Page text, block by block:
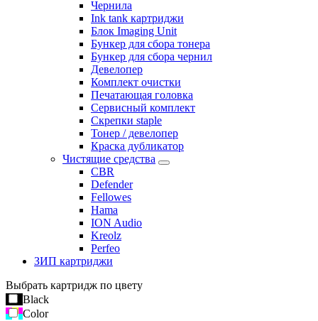
Чернила
Ink tank картриджи
Блок Imaging Unit
Бункер для сбора тонера
Бункер для сбора чернил
Девелопер
Комплект очистки
Печатающая головка
Сервисный комплект
Скрепки staple
Тонер / девелопер
Краска дубликатор
Чистящие средства
CBR
Defender
Fellowes
Hama
ION Audio
Kreolz
Perfeo
ЗИП картриджи
Выбрать картридж по цвету
Black
Color